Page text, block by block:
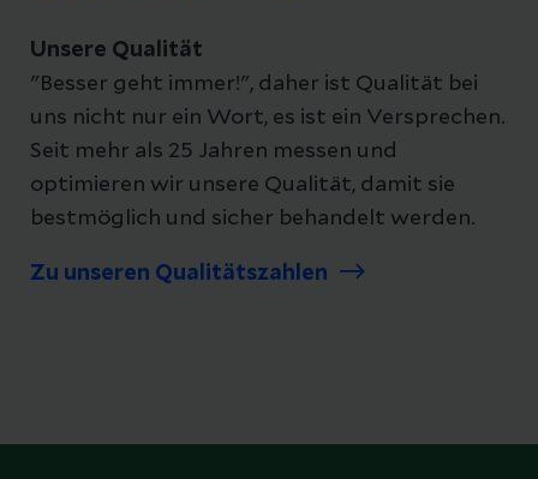
Unsere Qualität
"Besser geht immer!", daher ist Qualität bei
uns nicht nur ein Wort, es ist ein Versprechen.
Seit mehr als 25 Jahren messen und
optimieren wir unsere Qualität, damit sie
bestmöglich und sicher behandelt werden.
Zu unseren Qualitätszahlen